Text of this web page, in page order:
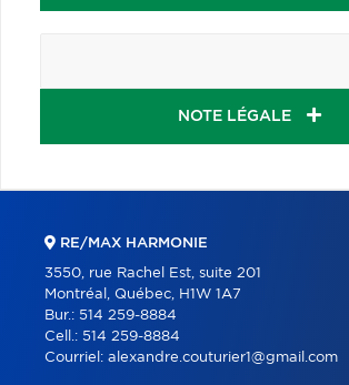
NOTE LÉGALE
RE/MAX HARMONIE
3550, rue Rachel Est, suite 201
Montréal, Québec, H1W 1A7
Bur.: 514 259-8884
Cell.: 514 259-8884
Courriel: alexandre.couturier1@gmail.com